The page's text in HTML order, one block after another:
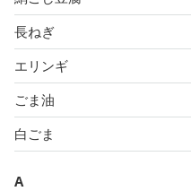
長ねぎ
エリンギ
ごま油
白ごま
A